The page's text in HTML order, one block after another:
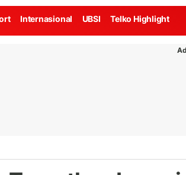
Internasional UBSI Telko Highlight